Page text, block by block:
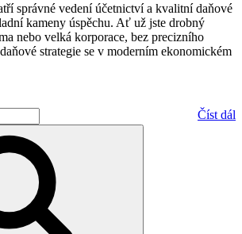
správné vedení účetnictví a kvalitní daňové
kameny úspěchu. Ať už jste drobný
nebo velká korporace, bez precizního
strategie se v moderním ekonomickém
Číst dál